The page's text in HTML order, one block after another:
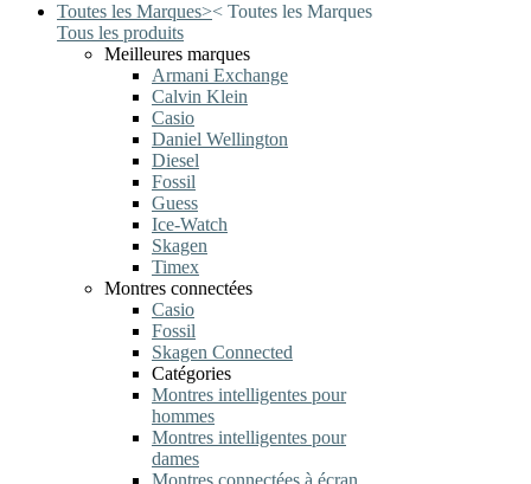
Toutes les Marques>< Toutes les Marques
Tous les produits
Meilleures marques
Armani Exchange
Calvin Klein
Casio
Daniel Wellington
Diesel
Fossil
Guess
Ice-Watch
Skagen
Timex
Montres connectées
Casio
Fossil
Skagen Connected
Catégories
Montres intelligentes pour
hommes
Montres intelligentes pour
dames
Montres connectées à écran